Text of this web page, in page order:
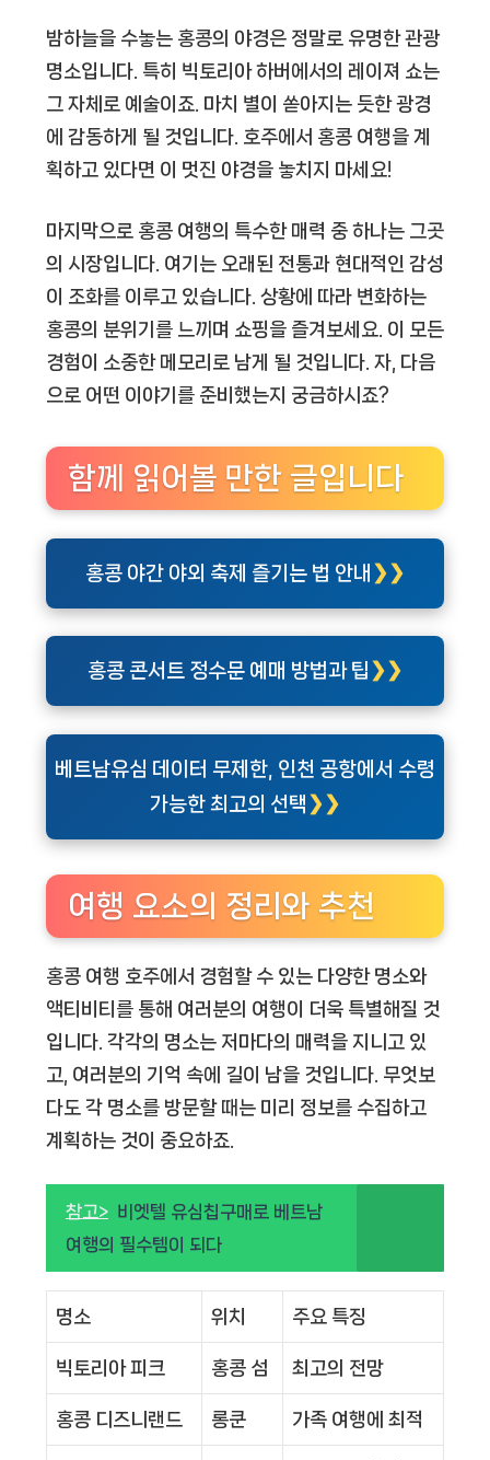
밤하늘을 수놓는 홍콩의 야경은 정말로 유명한 관광
명소입니다. 특히 빅토리아 하버에서의 레이져 쇼는
그 자체로 예술이죠. 마치 별이 쏟아지는 듯한 광경
에 감동하게 될 것입니다. 호주에서 홍콩 여행을 계
획하고 있다면 이 멋진 야경을 놓치지 마세요!
마지막으로 홍콩 여행의 특수한 매력 중 하나는 그곳
의 시장입니다. 여기는 오래된 전통과 현대적인 감성
이 조화를 이루고 있습니다. 상황에 따라 변화하는
홍콩의 분위기를 느끼며 쇼핑을 즐겨보세요. 이 모든
경험이 소중한 메모리로 남게 될 것입니다. 자, 다음
으로 어떤 이야기를 준비했는지 궁금하시죠?
함께 읽어볼 만한 글입니다
홍콩 야간 야외 축제 즐기는 법 안내
홍콩 콘서트 정수문 예매 방법과 팁
베트남유심 데이터 무제한, 인천 공항에서 수령
가능한 최고의 선택
여행 요소의 정리와 추천
홍콩 여행 호주에서 경험할 수 있는 다양한 명소와
액티비티를 통해 여러분의 여행이 더욱 특별해질 것
입니다. 각각의 명소는 저마다의 매력을 지니고 있
고, 여러분의 기억 속에 길이 남을 것입니다. 무엇보
다도 각 명소를 방문할 때는 미리 정보를 수집하고
계획하는 것이 중요하죠.
참고> 비엣텔 유심칩구매로 베트남
여행의 필수템이 되다
명소 위치 주요 특징
빅토리아 피크 홍콩 섬 최고의 전망
홍콩 디즈니랜드 롱쿤 가족 여행에 최적